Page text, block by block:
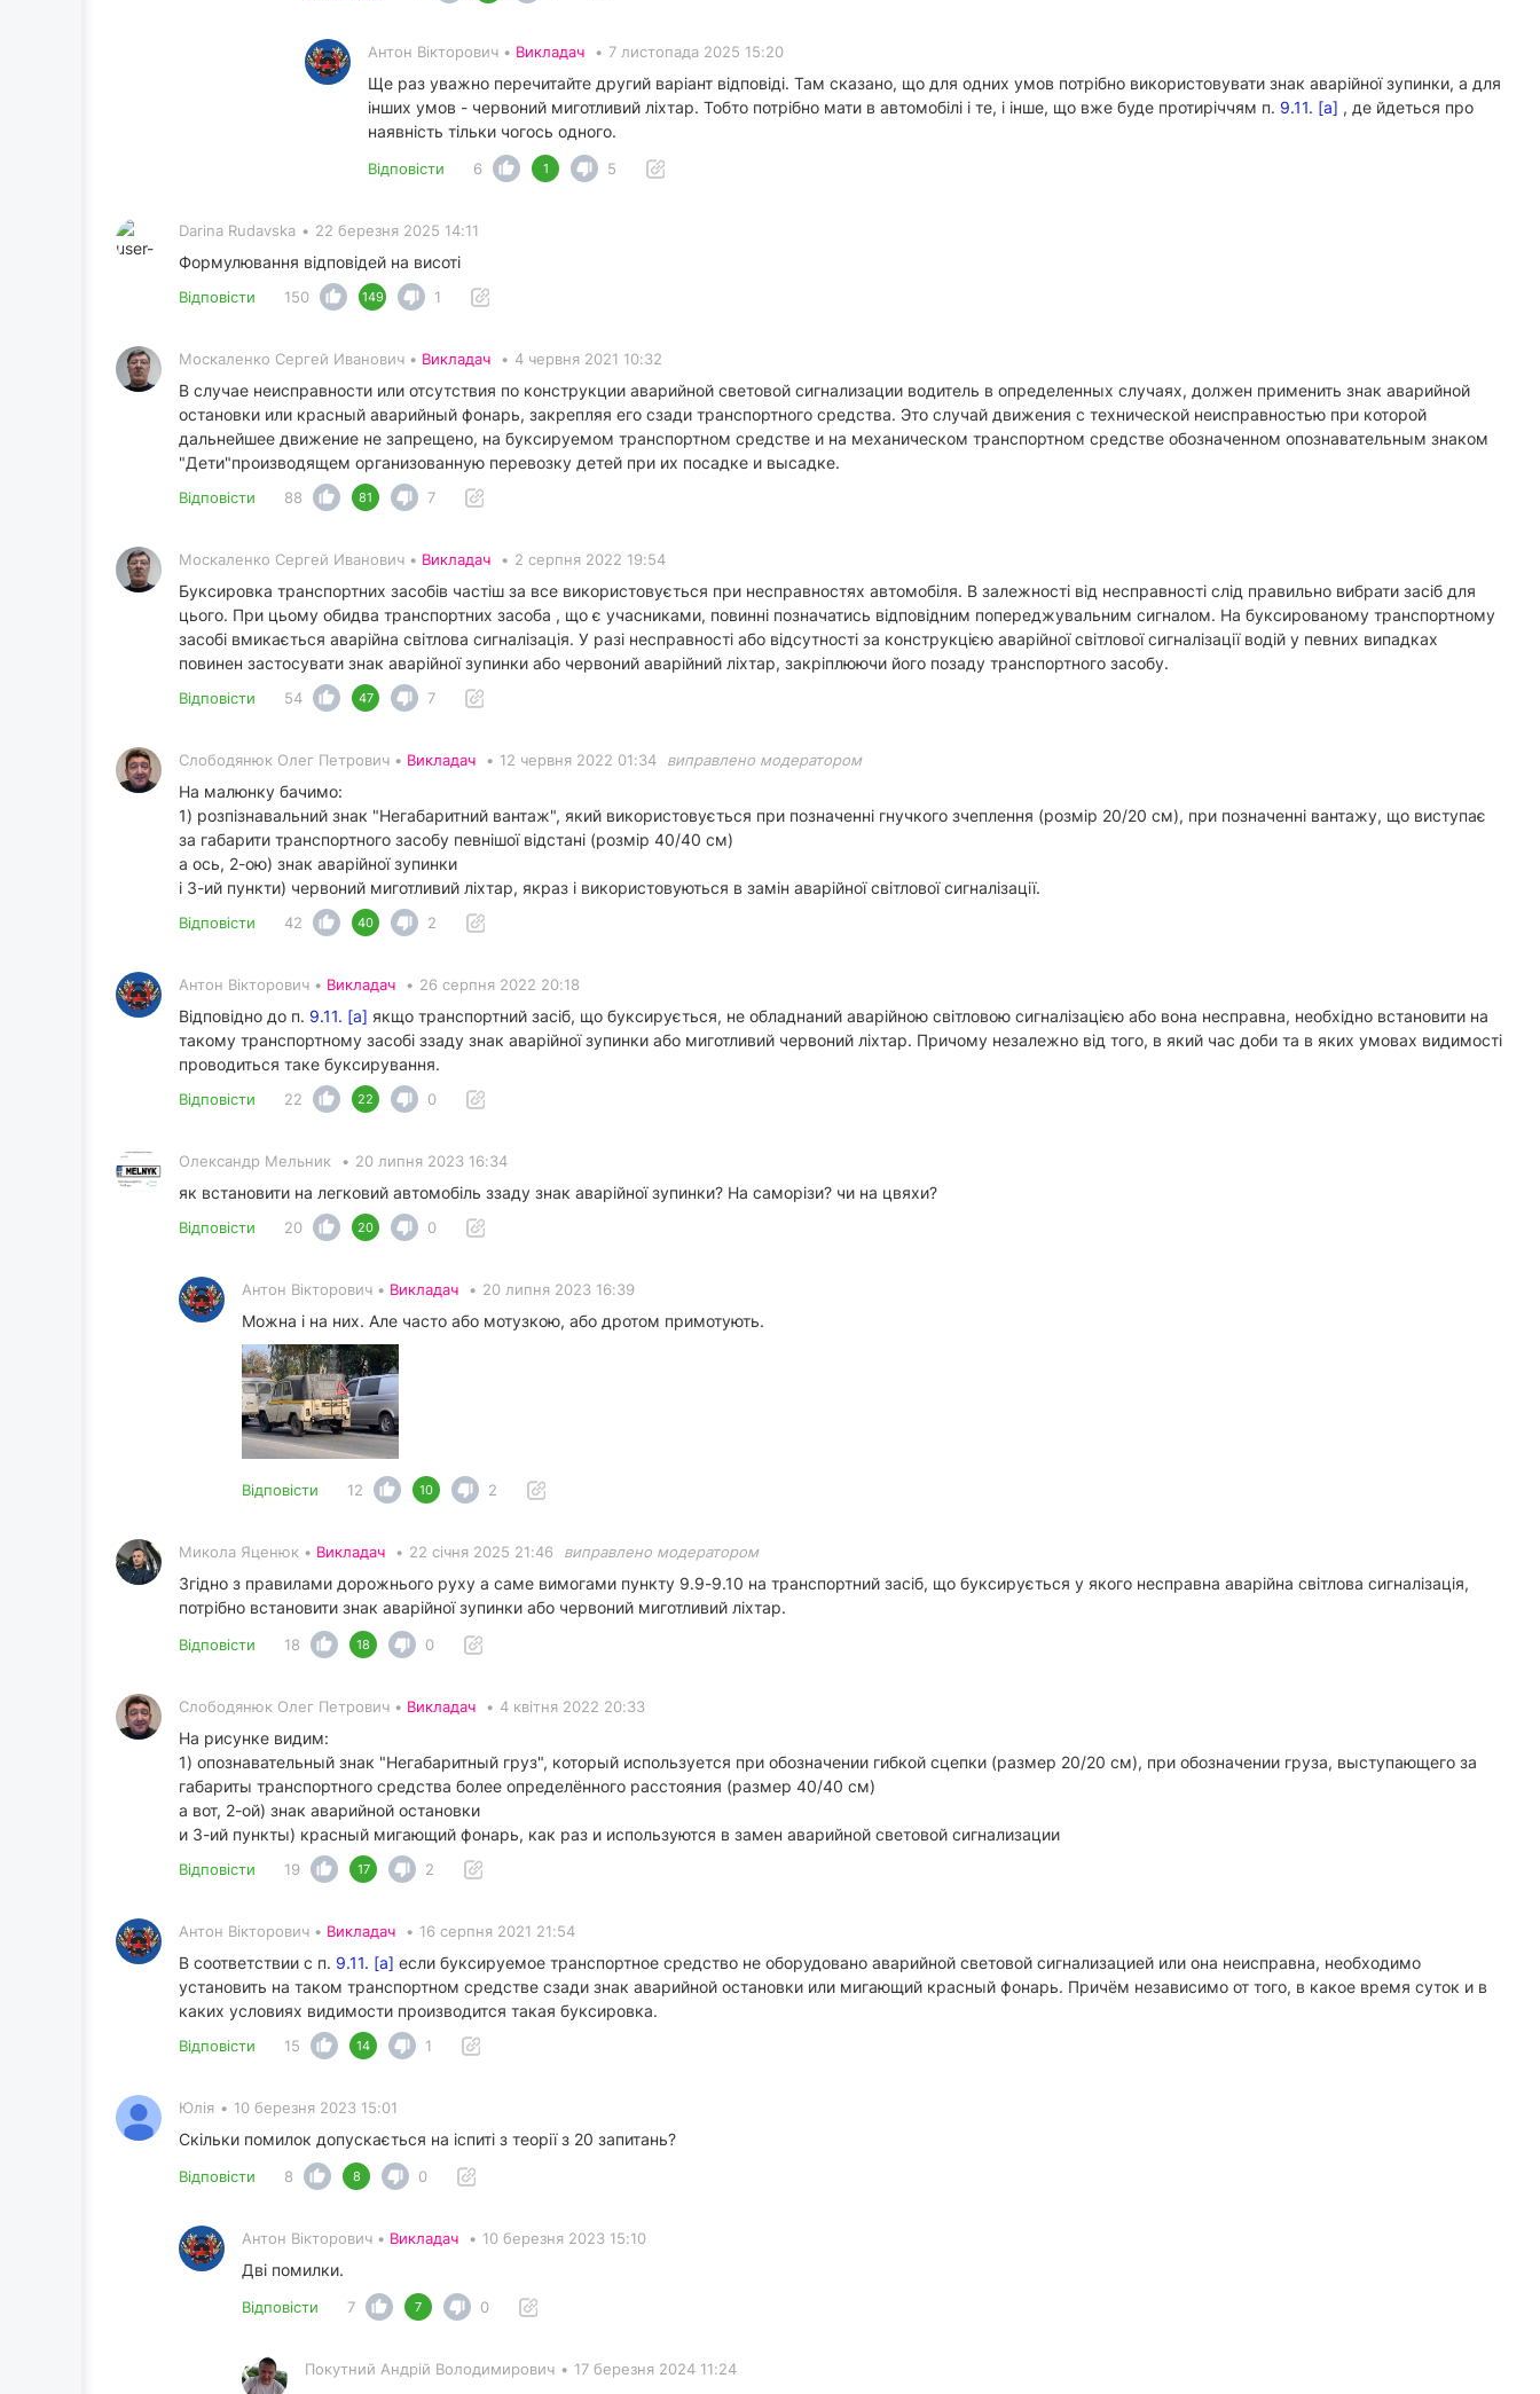
Антон Вікторович • Викладач • 7 листопада 2025 15:20
Ще раз уважно перечитайте другий варіант відповіді. Там сказано, що для одних умов потрібно використовувати знак аварійної зупинки, а для
інших умов - червоний миготливий ліхтар. Тобто потрібно мати в автомобілі і те, і інше, що вже буде протиріччям п. 9.11. [а] , де йдеться про
наявність тільки чогось одного.
Відповісти 6 1 5
Darina Rudavska • 22 березня 2025 14:11
Формулювання відповідей на висоті
Відповісти 150 149 1
Москаленко Сергей Иванович • Викладач • 4 червня 2021 10:32
В случае неисправности или отсутствия по конструкции аварийной световой сигнализации водитель в определенных случаях, должен применить знак аварийной
остановки или красный аварийный фонарь, закрепляя его сзади транспортного средства. Это случай движения с технической неисправностью при которой
дальнейшее движение не запрещено, на буксируемом транспортном средстве и на механическом транспортном средстве обозначенном опознавательным знаком
"Дети"производящем организованную перевозку детей при их посадке и высадке.
Відповісти 88 81 7
Москаленко Сергей Иванович • Викладач • 2 серпня 2022 19:54
Буксировка транспортних засобів частіш за все використовується при несправностях автомобіля. В залежності від несправності слід правильно вибрати засіб для
цього. При цьому обидва транспортних засоба , що є учасниками, повинні позначатись відповідним попереджувальним сигналом. На буксированому транспортному
засобі вмикається аварійна світлова сигналізація. У разі несправності або відсутності за конструкцією аварійної світлової сигналізації водій у певних випадках
повинен застосувати знак аварійної зупинки або червоний аварійний ліхтар, закріплюючи його позаду транспортного засобу.
Відповісти 54 47 7
Слободянюк Олег Петрович • Викладач • 12 червня 2022 01:34 виправлено модератором
На малюнку бачимо:
1) розпізнавальний знак "Негабаритний вантаж", який використовується при позначенні гнучкого зчеплення (розмір 20/20 см), при позначенні вантажу, що виступає
за габарити транспортного засобу певнішої відстані (розмір 40/40 см)
а ось, 2-ою) знак аварійної зупинки
і 3-ий пункти) червоний миготливий ліхтар, якраз і використовуються в замін аварійної світлової сигналізації.
Відповісти 42 40 2
Антон Вікторович • Викладач • 26 серпня 2022 20:18
Відповідно до п. 9.11. [а] якщо транспортний засіб, що буксирується, не обладнаний аварійною світловою сигналізацією або вона несправна, необхідно встановити на
такому транспортному засобі ззаду знак аварійної зупинки або миготливий червоний ліхтар. Причому незалежно від того, в який час доби та в яких умовах видимості
проводиться таке буксирування.
Відповісти 22 22 0
Олександр Мельник • 20 липня 2023 16:34
як встановити на легковий автомобіль ззаду знак аварійної зупинки? На саморізи? чи на цвяхи?
Відповісти 20 20 0
Антон Вікторович • Викладач • 20 липня 2023 16:39
Можна і на них. Але часто або мотузкою, або дротом примотують.
Відповісти 12 10 2
Микола Яценюк • Викладач • 22 січня 2025 21:46 виправлено модератором
Згідно з правилами дорожнього руху а саме вимогами пункту 9.9-9.10 на транспортний засіб, що буксирується у якого несправна аварійна світлова сигналізація,
потрібно встановити знак аварійної зупинки або червоний миготливий ліхтар.
Відповісти 18 18 0
Слободянюк Олег Петрович • Викладач • 4 квітня 2022 20:33
На рисунке видим:
1) опознавательный знак "Негабаритный груз", который используется при обозначении гибкой сцепки (размер 20/20 см), при обозначении груза, выступающего за
габариты транспортного средства более определённого расстояния (размер 40/40 см)
а вот, 2-ой) знак аварийной остановки
и 3-ий пункты) красный мигающий фонарь, как раз и используются в замен аварийной световой сигнализации
Відповісти 19 17 2
Антон Вікторович • Викладач • 16 серпня 2021 21:54
В соответствии с п. 9.11. [а] если буксируемое транспортное средство не оборудовано аварийной световой сигнализацией или она неисправна, необходимо
установить на таком транспортном средстве сзади знак аварийной остановки или мигающий красный фонарь. Причём независимо от того, в какое время суток и в
каких условиях видимости производится такая буксировка.
Відповісти 15 14 1
Юлія • 10 березня 2023 15:01
Скільки помилок допускається на іспиті з теорії з 20 запитань?
Відповісти 8 8 0
Антон Вікторович • Викладач • 10 березня 2023 15:10
Дві помилки.
Відповісти 7 7 0
Покутний Андрiй Володимирович • 17 березня 2024 11:24